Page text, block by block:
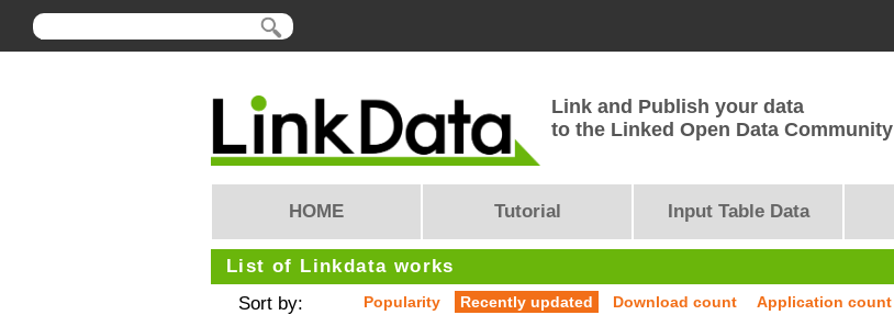
Link and Publish your data
to the Linked Open Data Community
HOME Tutorial Input Table Data
List of Linkdata works
Sort by: Popularity Recently updated Download count Application count